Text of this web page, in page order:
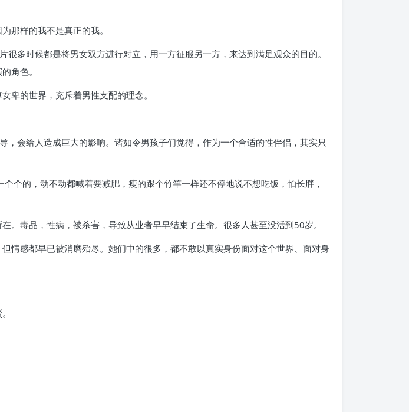
那样的我不是真正的我。
多时候都是将男女双方进行对立，用一方征服另一方，来达到满足观众的目的。
角色。
的世界，充斥着男性支配的理念。
会给人造成巨大的影响。诸如令男孩子们觉得，作为一个合适的性伴侣，其实只
个的，动不动都喊着要减肥，瘦的跟个竹竿一样还不停地说不想吃饭，怕长胖，
毒品，性病，被杀害，导致从业者早早结束了生命。很多人甚至没活到50岁。
情感都早已被消磨殆尽。她们中的很多，都不敢以真实身份面对这个世界、面对身